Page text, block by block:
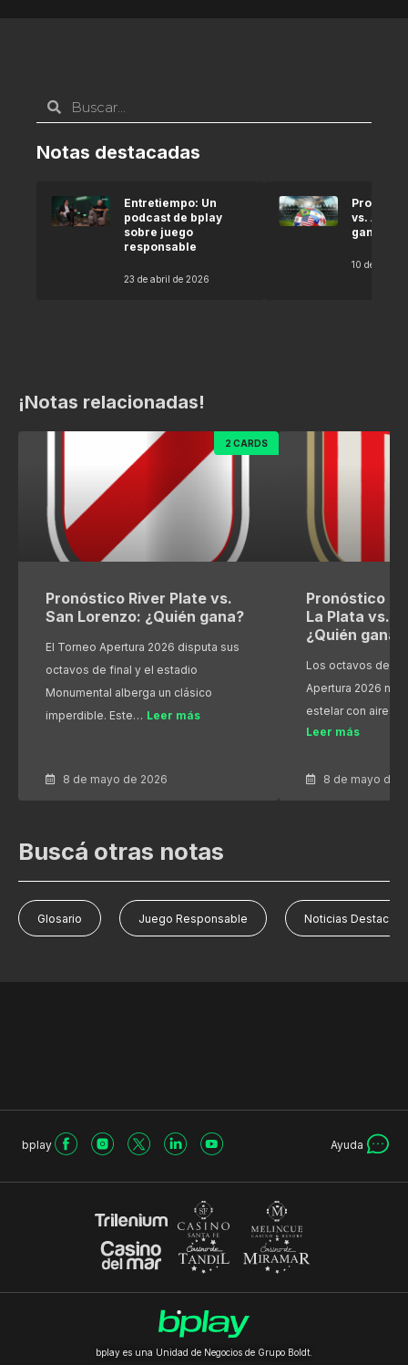
Notas destacadas
Entretiempo: Un
podcast de bplay
sobre juego
responsable
23 de abril de 2026
vs.
gana
10 de abril
¡Notas relacionadas!
2 CARDS
Pronóstico River Plate vs.
San Lorenzo: ¿Quién gana?
El Torneo Apertura 2026 disputa sus
octavos de final y el estadio
Monumental alberga un clásico
imperdible. Este… Leer más
8 de mayo de 2026
Pronóstico
La Plata vs.
¿Quién gana?
Los octavos de
Apertura 2026
estelar con aires
Leer más
8 de mayo de
Buscá otras notas
Glosario Juego Responsable Noticias
bplay Ayuda
bplay es una Unidad de Negocios de Grupo Boldt.